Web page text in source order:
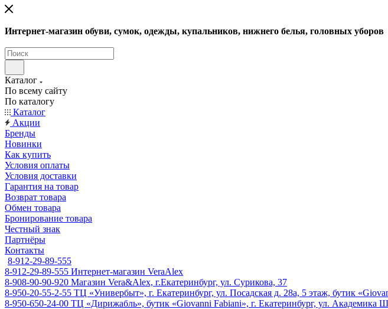
Интернет-магазин обуви, сумок, одежды, купальников, нижнего белья, головных уборов
Каталог
По всему сайту
По каталогу
Каталог
Акции
Бренды
Новинки
Как купить
Условия оплаты
Условия доставки
Гарантия на товар
Возврат товара
Обмен товара
Бронирование товара
Честный знак
Партнёры
Контакты
8-912-29-89-555
8-912-29-89-555 Интернет-магазин VeraAlex
8-908-90-90-920 Магазин Vera&Alex, г.Екатеринбург, ул. Сурикова, 37
8-950-20-55-2-55 ТЦ «Универбыт», г. Екатеринбург, ул. Посадская д. 28а, 5 этаж, бутик
8-950-650-24-00 ТЦ «Дирижабль», бутик «Giovanni Fabiani», г. Екатеринбург, ул. Академика